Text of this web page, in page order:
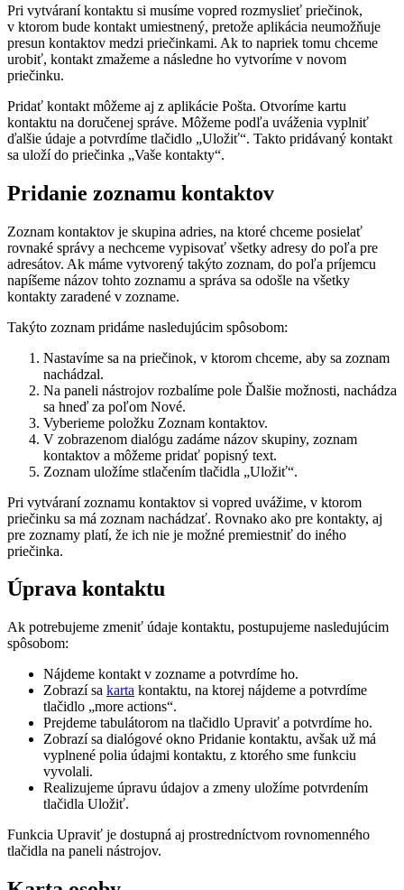
Pri vytváraní kontaktu si musíme vopred rozmyslieť priečinok,
v ktorom bude kontakt umiestnený, pretože aplikácia neumožňuje
presun kontaktov medzi priečinkami. Ak to napriek tomu chceme
urobiť, kontakt zmažeme a následne ho vytvoríme v novom
priečinku.
Pridať kontakt môžeme aj z aplikácie Pošta. Otvoríme kartu
kontaktu na doručenej správe. Môžeme podľa uváženia vyplniť
ďalšie údaje a potvrdíme tlačidlo „Uložiť“. Takto pridávaný kontakt
sa uloží do priečinka „Vaše kontakty“.
Pridanie zoznamu kontaktov
Zoznam kontaktov je skupina adries, na ktoré chceme posielať
rovnaké správy a nechceme vypisovať všetky adresy do poľa pre
adresátov. Ak máme vytvorený takýto zoznam, do poľa príjemcu
napíšeme názov tohto zoznamu a správa sa odošle na všetky
kontakty zaradené v zozname.
Takýto zoznam pridáme nasledujúcim spôsobom:
Nastavíme sa na priečinok, v ktorom chceme, aby sa zoznam
nachádzal.
Na paneli nástrojov rozbalíme pole Ďalšie možnosti, nachádza
sa hneď za poľom Nové.
Vyberieme položku Zoznam kontaktov.
V zobrazenom dialógu zadáme názov skupiny, zoznam
kontaktov a môžeme pridať popisný text.
Zoznam uložíme stlačením tlačidla „Uložiť“.
Pri vytváraní zoznamu kontaktov si vopred uvážime, v ktorom
priečinku sa má zoznam nachádzať. Rovnako ako pre kontakty, aj
pre zoznamy platí, že ich nie je možné premiestniť do iného
priečinka.
Úprava kontaktu
Ak potrebujeme zmeniť údaje kontaktu, postupujeme nasledujúcim
spôsobom:
Nájdeme kontakt v zozname a potvrdíme ho.
Zobrazí sa karta kontaktu, na ktorej nájdeme a potvrdíme
tlačidlo „more actions“.
Prejdeme tabulátorom na tlačidlo Upraviť a potvrdíme ho.
Zobrazí sa dialógové okno Pridanie kontaktu, avšak už má
vyplnené polia údajmi kontaktu, z ktorého sme funkciu
vyvolali.
Realizujeme úpravu údajov a zmeny uložíme potvrdením
tlačidla Uložiť.
Funkcia Upraviť je dostupná aj prostredníctvom rovnomenného
tlačidla na paneli nástrojov.